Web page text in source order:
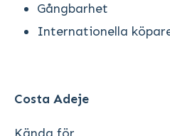
Gångbarhet
Internationella
Costa Adeje